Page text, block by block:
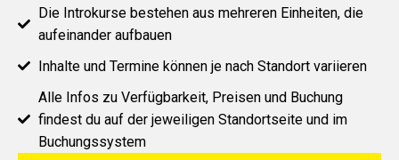
Die Introkurse bestehen aus mehreren Einheiten, die
aufeinander aufbauen
Inhalte und Termine können je nach Standort variieren
Alle Infos zu Verfügbarkeit, Preisen und Buchung
findest du auf der jeweiligen Standortseite und im
Buchungssystem